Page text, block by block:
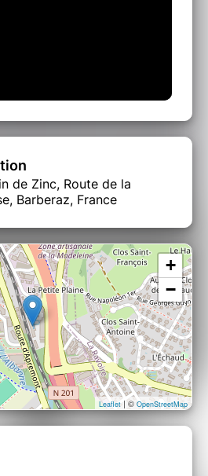
de Zinc, Route de la
Barberaz, France
+
−
Leaflet| © OpenStreetMap